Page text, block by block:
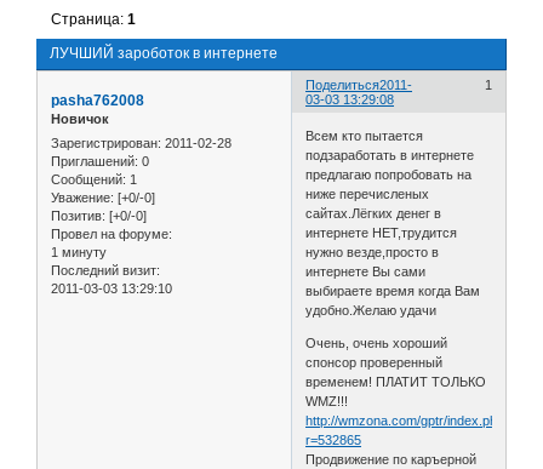
ЛУЧШИЙ зароботок в интернете
Страница:1
Поделиться 1
2011-
03-03 13:29:08
pasha762008
Новичок
Зарегистрирован: 2011-02-28
Приглашений: 0
Сообщений: 1
Уважение: [+0/-0]
Позитив: [+0/-0]
Провел на форуме:
1 минуту
Последний визит:
2011-03-03 13:29:10
Всем кто пытается
подзаработать в интернете
предлагаю попробовать на
ниже перечисленых
сайтах.Лёгких денег в
интернете НЕТ,трудится
нужно везде,просто в
интернете Вы сами
выбираете время когда Вам
удобно.Желаю удачи
Очень, очень хороший
спонсор проверенный
временем! ПЛАТИТ ТОЛЬКО
WMZ!!!
http://wmzona.com/gptr/index.php?
r=532865
Продвижение по каръерной